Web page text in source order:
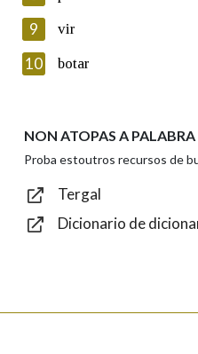
Introduce o código que
Texto de verificación
9 vir
10 botar
NON ATOPAS A
Proba estoutros recursos de
Tergal
Dicionario de